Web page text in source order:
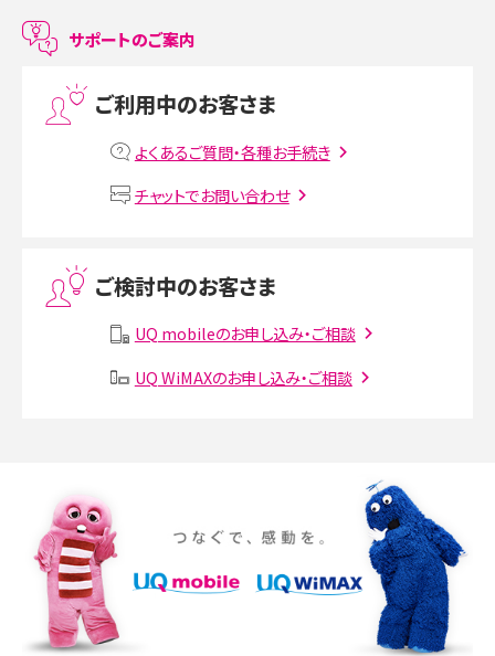
LINEで友だちを削除する方法は？方法ごとの影響や復活・復元する方法も解説
プリペイドSIMとは？種類やメリット・デメリット、利用までの流れを解説
VPN接続とは？仕組みや必要性、メリット・デメリット、接続方法を解説
Instagram（インスタグラム）でスクショするとバレる？バレるケースや撮り方も解
SMSとは？料金やできること、注意点や届かない時の対処法を解説
iPhone 16eとiPhone SE（第3世代）の違いは？サイズやスペックを比較して解説
iPhone 16eとiPhone 14を徹底比較！スペック・機能の違いをわかりやすく紹介
iPhone 16シリーズのモデルを比較！価格・サイズ・カメラ性能の違いを徹底解説
サポートのご案内
ご利用中のお客さま
よくあるご質問・各種お手続き
チャットでお問い合わせ
ご検討中のお客さま
UQ mobileのお申し込み・ご相談
UQ WiMAXのお申し込み・ご相談